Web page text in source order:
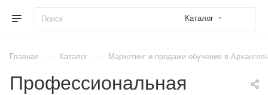
Каталог
Главная — Каталог — Маркетинг и продажи обучение в
Профессиональная